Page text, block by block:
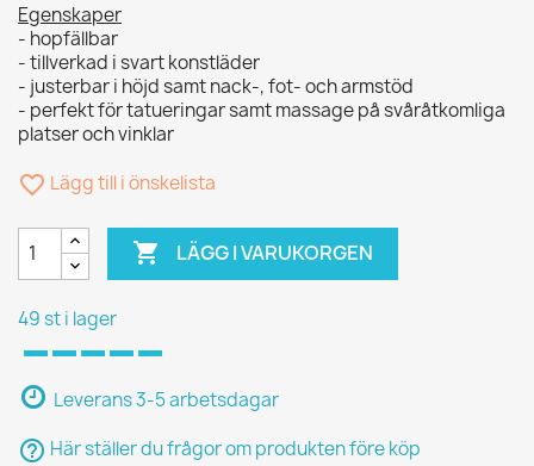
Egenskaper
- hopfällbar
- tillverkad i svart konstläder
- justerbar i höjd samt nack-, fot- och armstöd
- perfekt för tatueringar samt massage på svåråtkomliga
platser och vinklar
favorite_border Lägg till i önskelista
 LÄGG I VARUKORGEN
49 st i lager
Leverans 3-5 arbetsdagar
help_outline Här ställer du frågor om produkten före köp